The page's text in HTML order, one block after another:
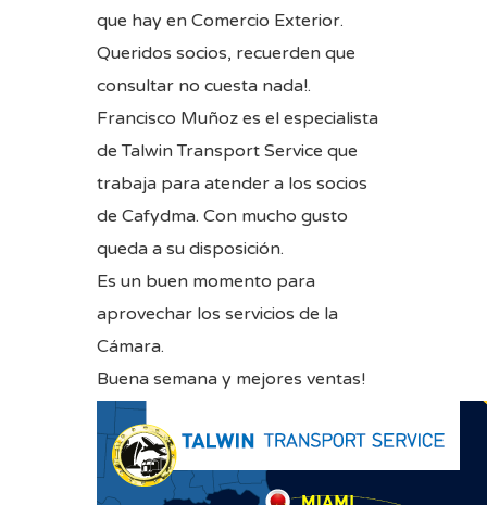
que hay en Comercio Exterior.
Queridos socios, recuerden que
consultar no cuesta nada!.
Francisco Muñoz es el especialista
de Talwin Transport Service que
trabaja para atender a los socios
de Cafydma. Con mucho gusto
queda a su disposición.
Es un buen momento para
aprovechar los servicios de la
Cámara.
Buena semana y mejores ventas!